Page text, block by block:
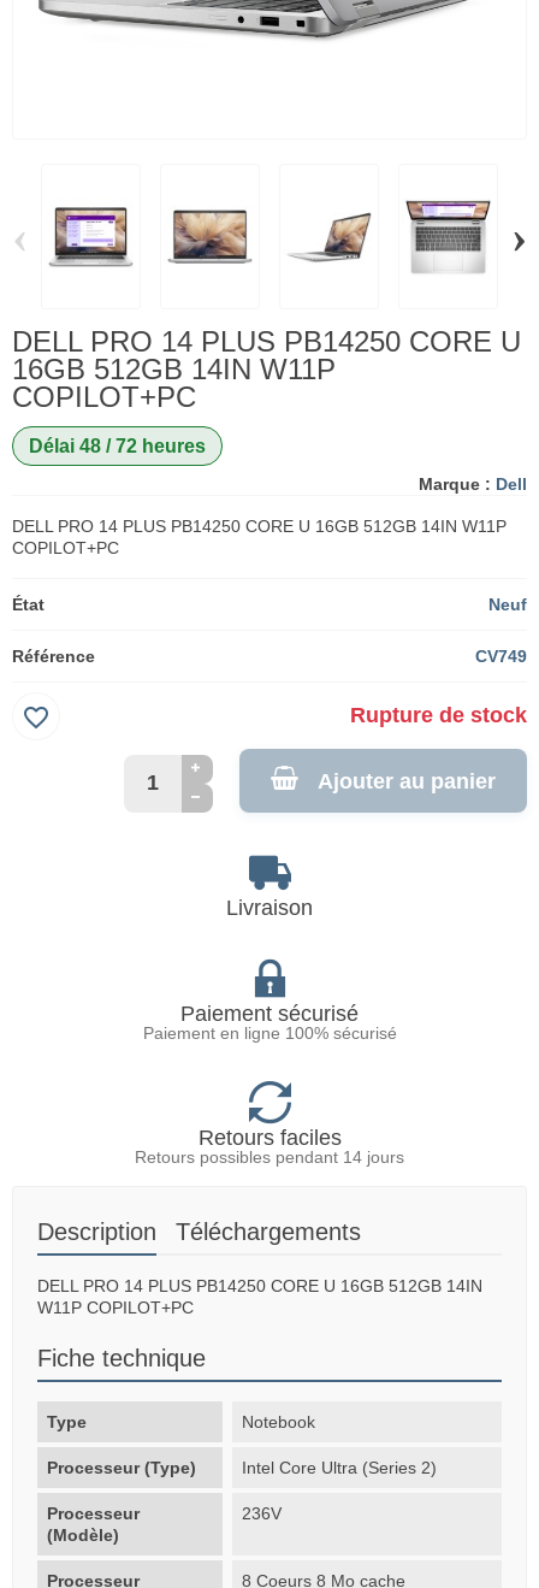
‹ ›
DELL PRO 14 PLUS PB14250 CORE U
16GB 512GB 14IN W11P
COPILOT+PC
Délai 48 / 72 heures
Marque : Dell
DELL PRO 14 PLUS PB14250 CORE U 16GB 512GB 14IN W11P
COPILOT+PC
État Neuf
Référence CV749
Rupture de stock
Ajouter au panier
favorite_border
Livraison
Paiement sécurisé
Paiement en ligne 100% sécurisé
Retours faciles
Retours possibles pendant 14 jours
Description Téléchargements
DELL PRO 14 PLUS PB14250 CORE U 16GB 512GB 14IN
W11P COPILOT+PC
Fiche technique
Type Notebook
Processeur (Type) Intel Core Ultra (Series 2)
Processeur
(Modèle)
236V
Processeur
8 Coeurs 8 Mo cache